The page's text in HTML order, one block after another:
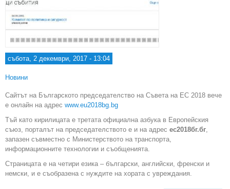
събота, 2 декември, 2017 - 13:04
Новини
Сайтът на Българското председателство на Съвета на ЕС 2018 вече
е онлайн на адрес www.eu2018bg.bg
Тъй като кирилицата е третата официална азбука в Европейския
съюз, порталът на председателството е и на адрес ес2018бг.бг,
запазен съвместно с Министерството на транспорта,
информационните технологии и съобщенията.
Страницата е на четири езика – български, английски, френски и
немски, и е съобразена с нуждите на хората с увреждания.